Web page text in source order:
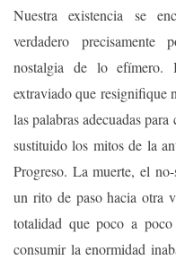
Nuestra existencia se
verdadero
nostalgia de lo efímero.
extraviado que resignifique
las palabras adecuadas
sustituido los mitos de la
Progreso. La muerte, el
un rito de paso hacia otra
totalidad que poco a
consumir la enormidad